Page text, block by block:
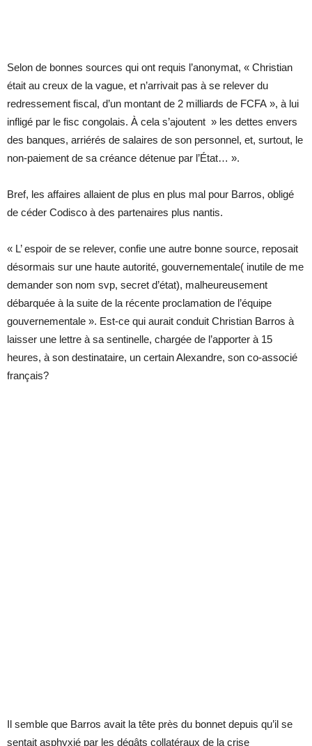
Selon de bonnes sources qui ont requis l’anonymat, « Christian
était au creux de la vague, et n’arrivait pas à se relever du
redressement fiscal, d’un montant de 2 milliards de FCFA », à lui
infligé par le fisc congolais. À cela s’ajoutent » les dettes envers
des banques, arriérés de salaires de son personnel, et, surtout, le
non-paiement de sa créance détenue par l’État… ».
Bref, les affaires allaient de plus en plus mal pour Barros, obligé
de céder Codisco à des partenaires plus nantis.
« L’ espoir de se relever, confie une autre bonne source, reposait
désormais sur une haute autorité, gouvernementale( inutile de me
demander son nom svp, secret d’état), malheureusement
débarquée à la suite de la récente proclamation de l’équipe
gouvernementale ». Est-ce qui aurait conduit Christian Barros à
laisser une lettre à sa sentinelle, chargée de l’apporter à 15
heures, à son destinataire, un certain Alexandre, son co-associé
français?
Il semble que Barros avait la tête près du bonnet depuis qu’il se
sentait asphyxié par les dégâts collatéraux de la crise